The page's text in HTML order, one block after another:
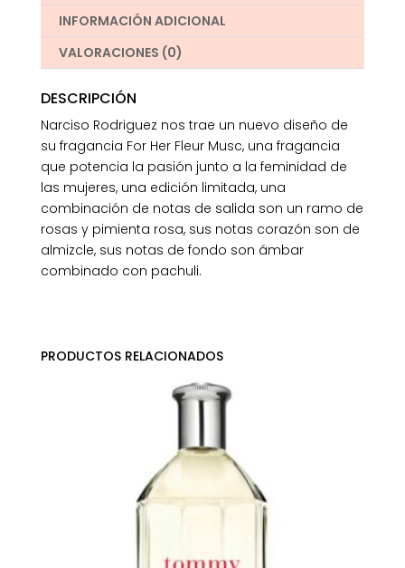
INFORMACIÓN ADICIONAL
VALORACIONES (0)
DESCRIPCIÓN
Narciso Rodriguez nos trae un nuevo diseño de
su fragancia For Her Fleur Musc, una fragancia
que potencia la pasión junto a la feminidad de
las mujeres, una edición limitada, una
combinación de notas de salida son un ramo de
rosas y pimienta rosa, sus notas corazón son de
almizcle, sus notas de fondo son ámbar
combinado con pachuli.
PRODUCTOS RELACIONADOS